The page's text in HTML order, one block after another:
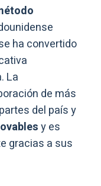
ha convertido
La
de más
del país y
y es
gracias a sus